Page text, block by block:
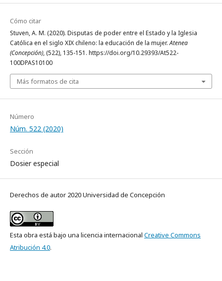
Cómo citar
Stuven, A. M. (2020). Disputas de poder entre el Estado y la Iglesia
Católica en el siglo XIX chileno: la educación de la mujer.Atenea
(Concepción), (522), 135-151. https://doi.org/10.29393/At522-
100DPAS10100
Más formatos de cita
Número
Núm. 522 (2020)
Sección
Dosier especial
Derechos de autor 2020 Universidad de Concepción
Esta obra está bajo una licencia internacional Creative Commons
Atribución 4.0.